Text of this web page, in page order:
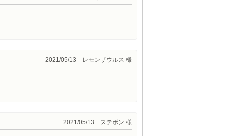
2021/05/13 レモンザウルス 様
2021/05/13 ステボン 様